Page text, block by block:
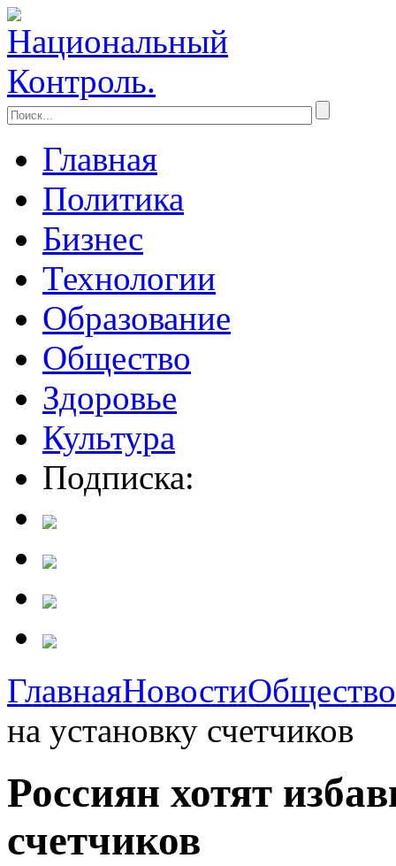
Главная
Политика
Бизнес
Технологии
Образование
Общество
Здоровье
Культура
Подписка:
ГлавнаяНовостиОбщество
на установку счетчиков
Россиян хотят
счетчиков